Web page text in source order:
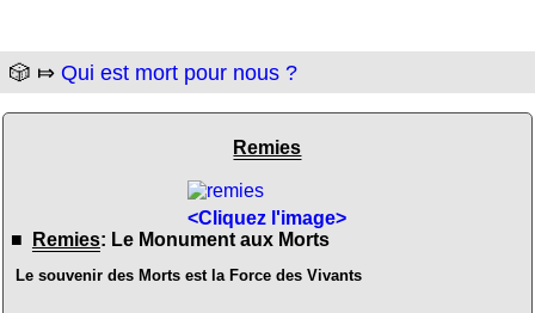
🎲 ⤇ Qui est mort pour nous ?
Remies
<Cliquez l'image>
■
Remies: Le Monument aux Morts
Le souvenir des Morts est la Force des Vivants